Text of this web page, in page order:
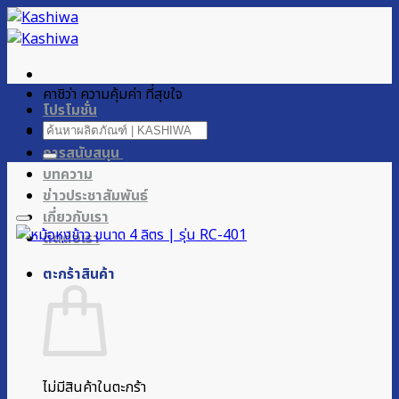
ข้าม
ไป
เนื้อหา
โปรโมชั่น
ผลิตภัณฑ์ของเรา
การสนับสนุน
บทความ
ข่าวประชาสัมพันธ์
เกี่ยวกับเรา
ติดต่อเรา
ตะกร้าสินค้า
ไม่มีสินค้าในตะกร้า
คาชิว่า ความคุ้มค่า ที่สุขใจ
ค้นหา: